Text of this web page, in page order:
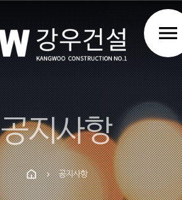
menu
공지사항
chevron_right 공지사항